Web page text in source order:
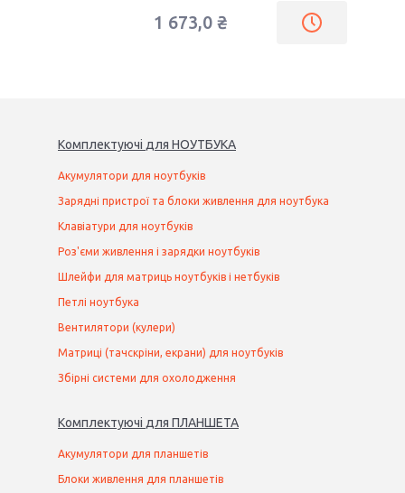
1 673,0 ₴
Комплектуючі для НОУТБУКА
Акумулятори для ноутбуків
Зарядні пристрої та блоки живлення для ноутбука
Клавіатури для ноутбуків
Роз'єми живлення і зарядки ноутбуків
Шлейфи для матриць ноутбуків і нетбуків
Петлі ноутбука
Вентилятори (кулери)
Матриці (тачскріни, екрани) для ноутбуків
Збірні системи для охолодження
Комплектуючі для ПЛАНШЕТА
Акумулятори для планшетів
Блоки живлення для планшетів